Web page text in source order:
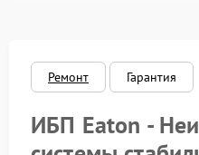
Ремонт Гарантия
ИБП Eaton -